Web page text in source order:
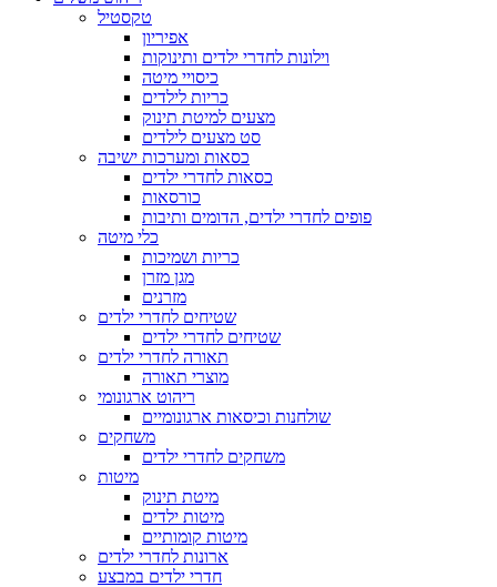
טקסטיל
אפיריון
וילונות לחדרי ילדים ותינוקות
כיסויי מיטה
כריות לילדים
מצעים למיטת תינוק
סט מצעים לילדים
כסאות ומערכות ישיבה
כסאות לחדרי ילדים
כורסאות
פופים לחדרי ילדים, הדומים ותיבות
כלי מיטה
כריות ושמיכות
מגן מזרן
מזרנים
שטיחים לחדרי ילדים
שטיחים לחדרי ילדים
תאורה לחדרי ילדים
מוצרי תאורה
ריהוט ארגונומי
שולחנות וכיסאות ארגונומיים
משחקים
משחקים לחדרי ילדים
מיטות
מיטת תינוק
מיטות ילדים
מיטות קומותיים
ארונות לחדרי ילדים
חדרי ילדים במבצע